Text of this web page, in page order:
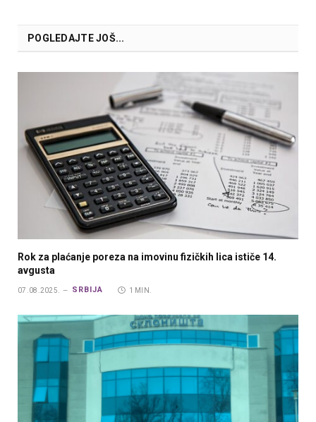
POGLEDAJTE JOŠ...
Rok za plaćanje poreza na imovinu fizičkih lica ističe 14.
avgusta
07.08.2025. SRBIJA 1 MIN.